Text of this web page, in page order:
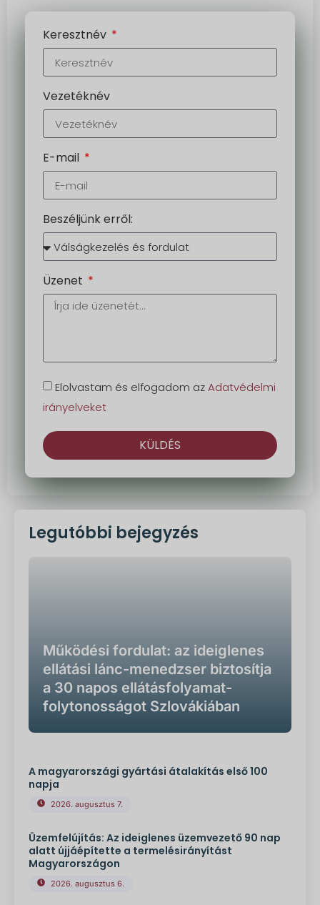
Keresztnév
Vezetéknév
E-mail
Beszéljünk erről:
Üzenet
Elolvastam és elfogadom azAdatvédelmi
irányelveket
KÜLDÉS
Legutóbbi bejegyzés
Működési fordulat: az ideiglenes
ellátási lánc-menedzser biztosítja
a 30 napos ellátásfolyamat-
folytonosságot Szlovákiában
A magyarországi gyártási átalakítás első 100
napja
2026. augusztus 7.
Üzemfelújítás: Az ideiglenes üzemvezető 90 nap
alatt újjáépítette a termelésirányítást
Magyarországon
2026. augusztus 6.